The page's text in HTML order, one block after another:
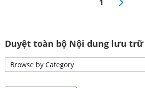
1
Duyệt toàn bộ Nội dung lưu trữ
Browse by Category